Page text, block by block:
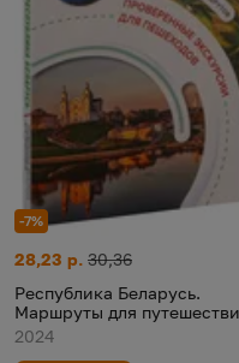
-7%
Республика Беларусь.
Цена:
28,23 р.
Старая цена:
30,36
Республика Беларусь.
Маршруты для
2024